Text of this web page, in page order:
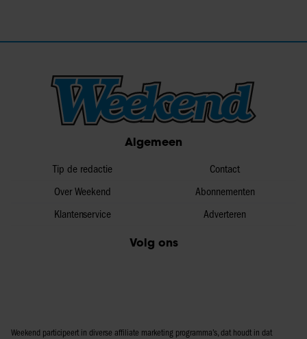
Algemeen
Tip de redactie
Over Weekend
Klantenservice
Contact
Abonnementen
Adverteren
Volg ons
Weekend participeert in diverse affiliate marketing programma’s, dat houdt in dat